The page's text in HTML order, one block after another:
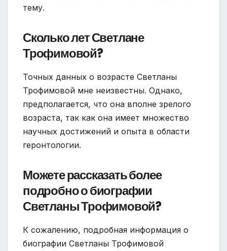
тему.
Сколько лет Светлане
Трофимовой?
Точных данных о возрасте Светланы
Трофимовой мне неизвестны. Однако,
предполагается, что она вполне зрелого
возраста, так как она имеет множество
научных достижений и опыта в области
геронтологии.
Можете рассказать более
подробно о биографии
Светланы Трофимовой?
К сожалению, подробная информация о
биографии Светланы Трофимовой